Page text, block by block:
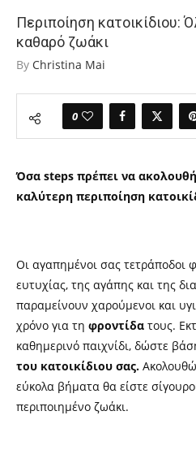
Περιποίηση κατοικίδιου:
καθαρό ζωάκι
By Christina Mai
0
Όσα steps πρέπει να
καλύτερη περιποίηση
Οι αγαπημένοι σας τετράποδοι
ευτυχίας, της αγάπης και της
παραμείνουν χαρούμενοι και
χρόνο για τη φροντίδα τους.
καθημερινό παιχνίδι, δώστε
του κατοικίδιου σας.
εύκολα βήματα θα είστε
περιποιημένο ζωάκι.